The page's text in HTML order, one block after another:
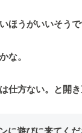
ほうがいいそうで
な。
仕方ない。と開き
に遊びに来てく